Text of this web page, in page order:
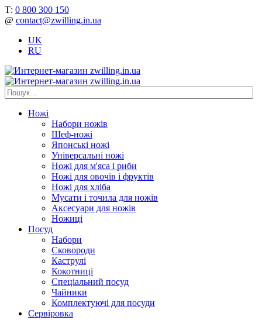
Т: 0 800 300 150
@ contact@zwilling.in.ua
UK
RU
Ножі
Набори ножів
Шеф-ножі
Японські ножі
Універсальні ножі
Ножі для м'яса і риби
Ножі для овочів і фруктів
Ножі для хліба
Мусати і точила для ножів
Аксесуари для ножів
Ножиці
Посуд
Набори
Сковороди
Каструлі
Кокотниці
Cпеціальний посуд
Чайники
Комплектуючі для посуди
Сервіровка